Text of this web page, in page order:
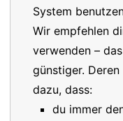
System
Wir empfehlen
verwenden –
günstiger.
dazu, dass:
du immer